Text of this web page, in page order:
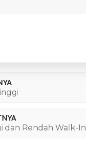
dan Rendah Walk-In